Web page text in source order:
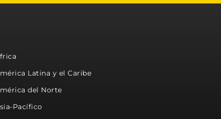
Latina y el Caribe
del Norte
Pacífico